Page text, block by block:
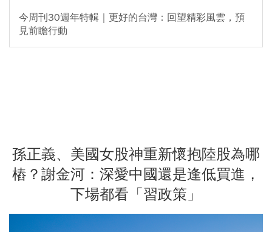
今周刊30週年特輯｜更好的台灣：回望精彩風雲，預
見前瞻行動
孫正義、美國女股神重新懷抱陸股為哪
樁？謝金河：深愛中國還是逢低買進，
下場都看「習政策」